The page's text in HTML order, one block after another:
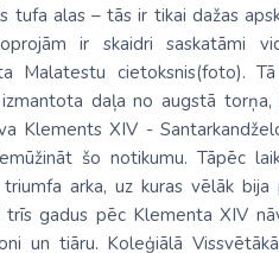
tufa alas – tās ir tikai dažas
ir skaidri saskatāmi
Malatestu cietoksnis(foto).
daļa no augstā
Klements XIV -
šo notikumu. Tāpēc
arka, uz kuras vēlāk
gadus pēc Klementa XIV
un tiāru. Koleģiālā